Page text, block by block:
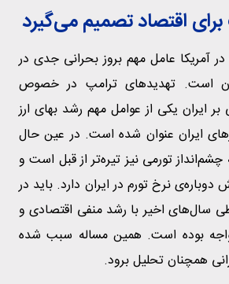
اقتصاد تصمیم می‌گیرد
آمریکا عامل مهم بروز بحرانی جدی در
است. تهدیدهای ترامپ در خصوص
ایران یکی از عوامل مهم رشد بهای ارز
ایران عنوان شده است. در عین حال
تورمی نیز تیره‌تر از قبل است و
دوباره‌ی نرخ تورم در ایران دارد. باید در
سال‌های اخیر با رشد منفی اقتصادی و
بوده است. همین مساله سبب شده
همچنان تحلیل برود.